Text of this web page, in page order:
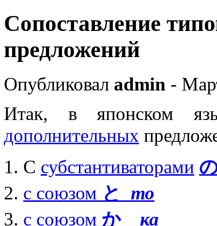
Сопоставление
предложений
Опубликовал admin -
Итак, в японском
дополнительных
С субстантиваторами
с союзом と то
с союзом か ка